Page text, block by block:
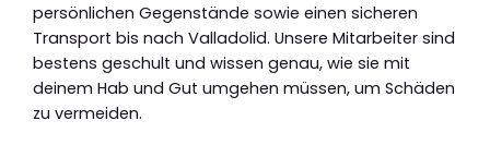
persönlichen Gegenstände sowie einen sicheren
Transport bis nach Valladolid. Unsere Mitarbeiter sind
bestens geschult und wissen genau, wie sie mit
deinem Hab und Gut umgehen müssen, um Schäden
zu vermeiden.